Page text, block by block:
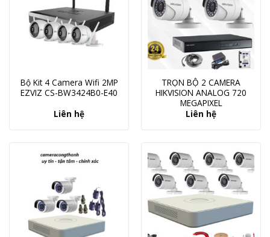
Bộ Kit 4 Camera Wifi 2MP
EZVIZ CS-BW3424B0-E40
Liên hệ
TRỌN BỘ 2 CAMERA
HIKVISION ANALOG 720
MEGAPIXEL
Liên hệ